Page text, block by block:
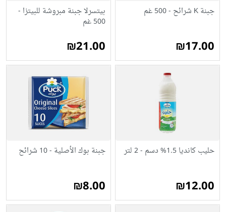
جبنة K شرائح - 500 غم
₪17.00
بيتسرلا جبنة مبروشة للبيتزا -
500 غم
₪21.00
حليب كانديا 1.5% دسم - 2 لتر
₪12.00
جبنة بوك الأصلية - 10 شرائح
₪8.00